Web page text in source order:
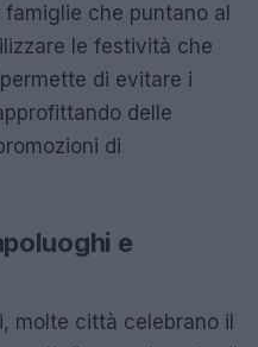
che puntano al
le festività che
di evitare i
delle
di
e
molte città celebrano il